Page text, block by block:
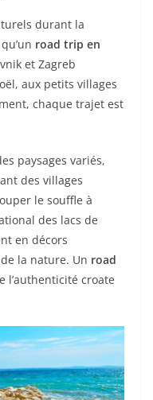
durant la
road trip en
et Zagreb
aux petits villages
chaque trajet est
paysages variés,
des villages
le souffle à
des lacs de
en décors
la nature. Un road
l’authenticité croate